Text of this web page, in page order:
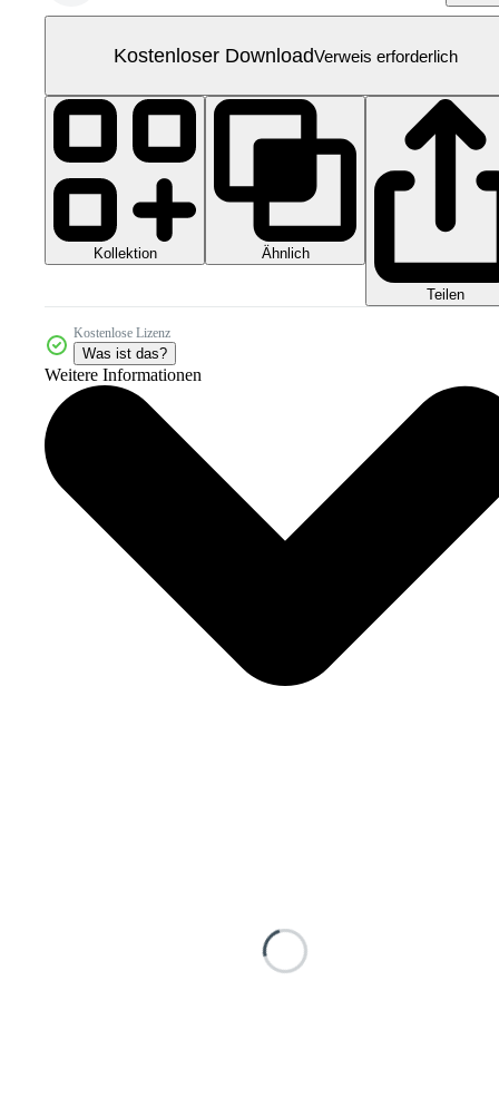
Kostenloser DownloadVerweis erforderlich
Kollektion Ähnlich
Teilen
Kostenlose Lizenz
Was ist das?
Weitere Informationen